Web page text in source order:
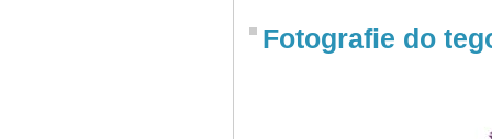
Fotografie do